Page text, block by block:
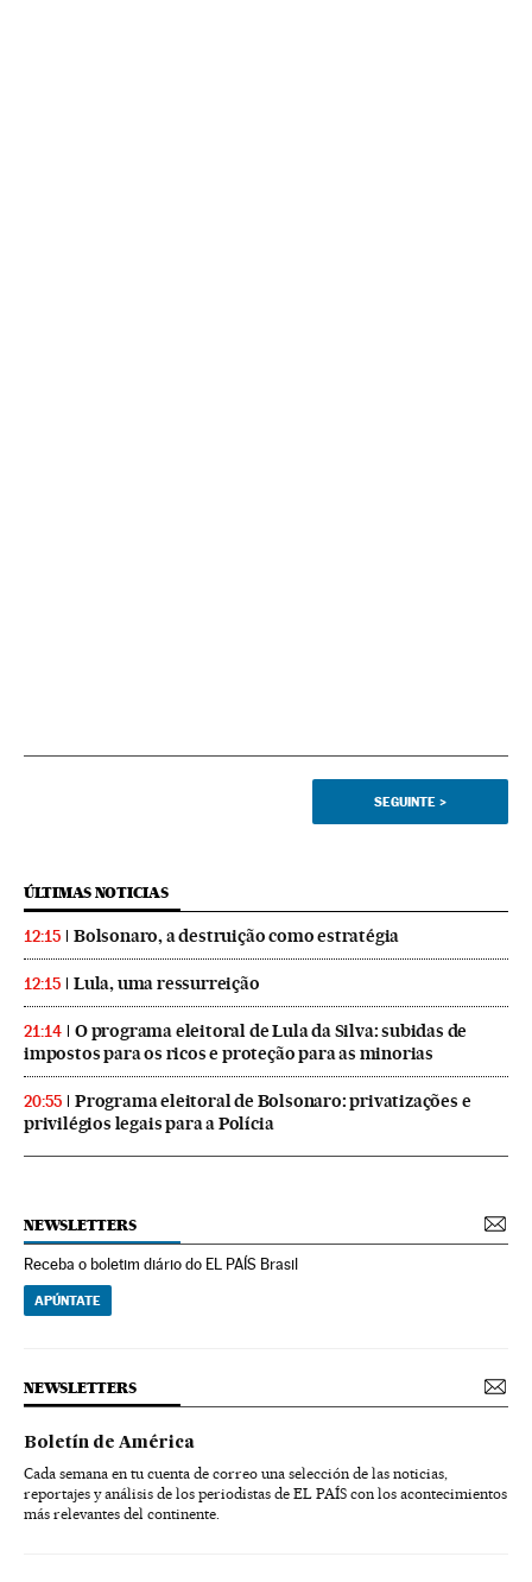
SEGUINTE >
ÚLTIMAS NOTICIAS
12:15 Bolsonaro, a destruição como estratégia
12:15 Lula, uma ressurreição
21:14
O programa eleitoral de Lula da Silva: subidas de
impostos para os ricos e proteção para as minorias
20:55
Programa eleitoral de Bolsonaro: privatizações e
privilégios legais para a Polícia
NEWSLETTERS
Receba o boletim diário do EL PAÍS Brasil
APÚNTATE
NEWSLETTERS
Boletín de América
Cada semana en tu cuenta de correo una selección de las noticias,
reportajes y análisis de los periodistas de EL PAÍS con los acontecimientos
más relevantes del continente.